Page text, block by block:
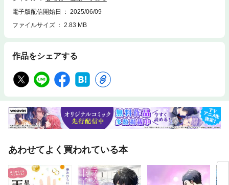
たった60秒の習慣を取り入れるだけで、その先の60年が変わる。でも新た
に何かを買う必要もない。 「もっと綺麗になりたい、でも美容にお金や時
楽にアプローチした宣伝が目立つ美容業界に疲弊している方も多いかもし
れませんが、本書ではそんな方の心がスーっと楽になる、美容への向き合
い方もお伝えしています。 肌が綺麗になるだけではなく、心も整い、毎日
の美容が楽しくなる、そしてあなたとあなたのお肌が最高の関係になって
いく、全ての人が美しくなれる美容本です。 【目次】 第１章 美容で心
３章 １分肌で自分にも肌にも愛おしさが湧いてくる 第４章 美しく年齢
を重ねる人の考え方 第５章 今日から、自分の肌が好きになる
電子版配信開始日
2025/06/09
ファイルサイズ
2.83 MB
作品をシェアする
あわせてよく買われている本